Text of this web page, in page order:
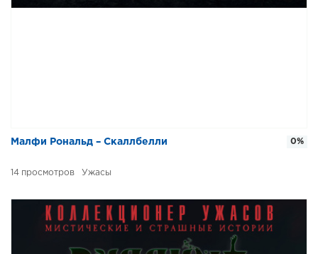
Малфи Рональд – Скаллбелли
14 Ужасы
0%